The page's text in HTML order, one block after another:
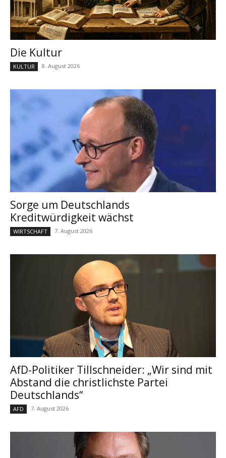
Die Kultur
KULTUR 8. August 2026
Sorge um Deutschlands
Kreditwürdigkeit wächst
WIRTSCHAFT 7. August 2026
AfD-Politiker Tillschneider: „Wir sind mit
Abstand die christlichste Partei
Deutschlands“
AFD 7. August 2026